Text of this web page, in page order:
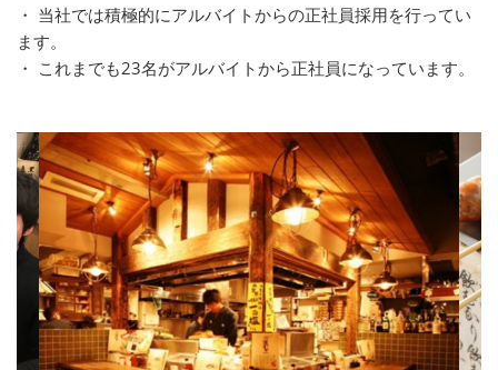
・ 当社では積極的にアルバイトからの正社員採用を行ってい
ます。
・ これまでも23名がアルバイトから正社員になっています。